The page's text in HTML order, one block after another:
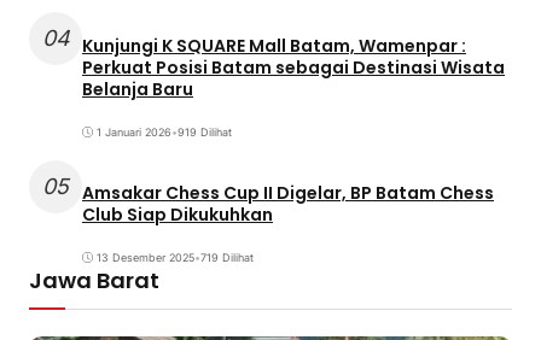
04 Kunjungi K SQUARE Mall Batam, Wamenpar :
Perkuat Posisi Batam sebagai Destinasi Wisata
Belanja Baru
1 Januari 2026•919 Dilihat
05 Amsakar Chess Cup II Digelar, BP Batam Chess
Club Siap Dikukuhkan
13 Desember 2025•719 Dilihat
Jawa Barat